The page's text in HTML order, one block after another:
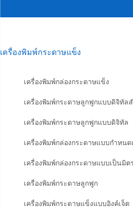
เครื่องพิมพ์กระดาษแข็ง
เครื่องพิมพ์กล่องกระดาษแข็ง
เครื่องพิมพ์กระดาษลูกฟูกแบบดิจิทั
เครื่องพิมพ์กระดาษลูกฟูกแบบดิจิทัล
เครื่องพิมพ์กล่องกระดาษแบบกำหนด
เครื่องพิมพ์กล่องกระดาษแบบเป็นมิ
เครื่องพิมพ์กระดาษลูกฟูก
เครื่องพิมพ์กระดาษแข็งแบบอิงค์เจ็ต